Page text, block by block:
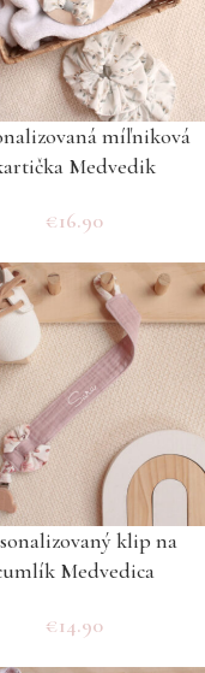
míľniková
Medvedik
€16.90
klip na
Medvedica
€14.90